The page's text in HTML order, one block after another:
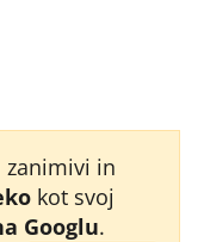
zanimivi in
kot svoj
Googlu.